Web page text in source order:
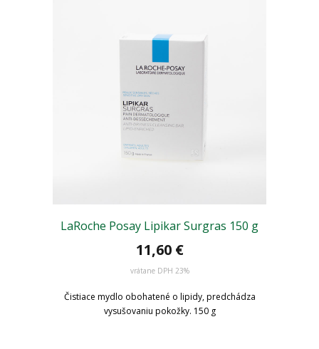
LaRoche Posay Lipikar Surgras 150 g
11,60 €
vrátane DPH 23%
Čistiace mydlo obohatené o lipidy, predchádza
vysušovaniu pokožky. 150 g